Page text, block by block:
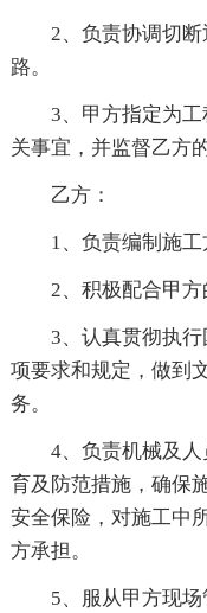
2、负责协调切
路。
3、甲方指定为
关事宜，并监督乙方
乙方：
1、负责编制施工
2、积极配合甲方
3、认真贯彻执
项要求和规定，做到
务。
4、负责机械及
育及防范措施，确保
安全保险，对施工中
方承担。
5、服从甲方现